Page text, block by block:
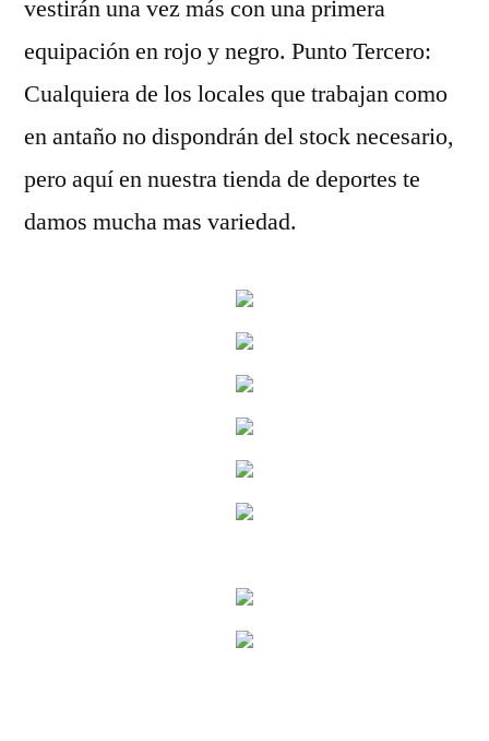
vestirán una vez más con una primera
equipación en rojo y negro. Punto Tercero:
Cualquiera de los locales que trabajan como
en antaño no dispondrán del stock necesario,
pero aquí en nuestra tienda de deportes te
damos mucha mas variedad.